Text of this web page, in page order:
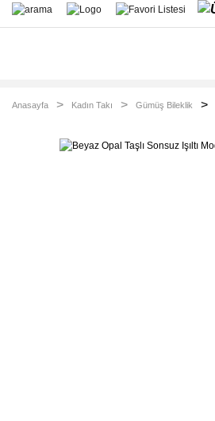
Anasayfa Kadın Takı Gümüş Bileklik